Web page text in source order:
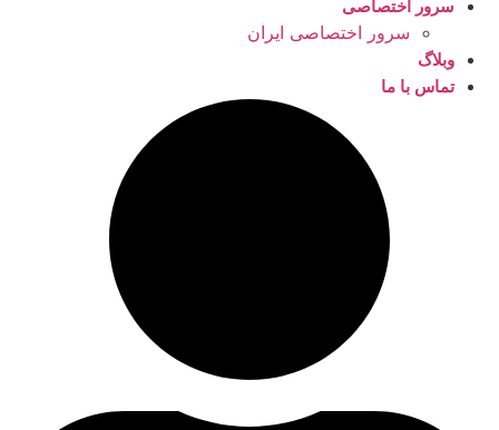
سرور اختصاصی
سرور اختصاصی ایران
وبلاگ
تماس با ما